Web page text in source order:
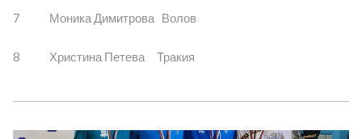
7 Моника Димитрова Волов
8 Христина Петева Тракия